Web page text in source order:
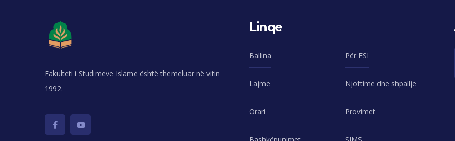
Fakulteti i Studimeve Islame është themeluar në vitin
1992.
Linqe
Ballina Për FSI
Lajme Njoftime dhe shpallje
Orari Provimet